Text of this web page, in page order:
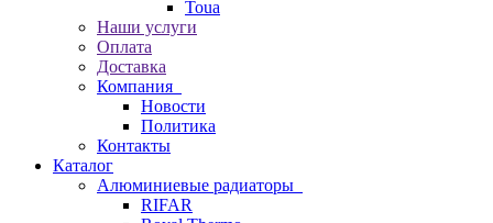
Toua
Наши услуги
Оплата
Доставка
Компания
Новости
Политика
Контакты
Каталог
Алюминиевые радиаторы
RIFAR